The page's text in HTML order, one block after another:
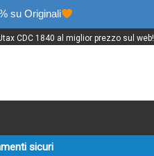
su Originali
CDC 1840 al miglior prezzo sul web!
sicuri